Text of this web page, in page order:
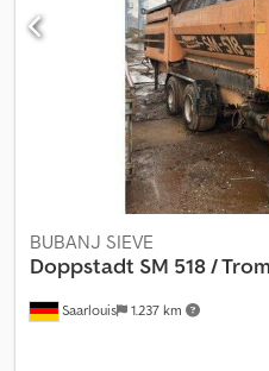
1.000 kg Dozvoljena nosivost
pritisak ulja: 250 bar Nivo
napon: 12 V / 30 A Boja: Zelena
separator je ugrađen Traka za
ugrađen Crsdpszp H E Njfx
goriva: Dizel Namena: Rudarstvo
Saarlouis 1.237 km
BUBANJ SIEVE
Doppstadt SM 518 /